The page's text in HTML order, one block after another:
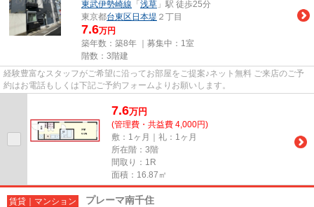
東武伊勢崎線 「 浅草 」駅 徒歩25分
東京都台東区 日本堤 ２丁目
7.6万円
築年数：築8年 ｜募集中： 1室
階数：3階建
経験豊富なスタッフがご希望に沿ってお部屋をご提案♪ネット無料 ご来店のご予
約はお電話もしくは下記ご予約フォームよりお願いします。
7.6万円
(管理費・共益費 4,000円)
敷：1ヶ月｜礼：1ヶ月
所在階：3階
間取り：1R
面積：16.87㎡
賃貸｜マンション プレーマ南千住